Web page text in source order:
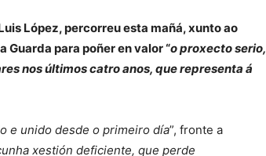
López, percorreu esta mañá, xunto ao
para poñer en valor “o proxecto serio,
nos últimos catro anos, que representa á
e unido desde o primeiro día”, fronte a
xestión deficiente, que perde